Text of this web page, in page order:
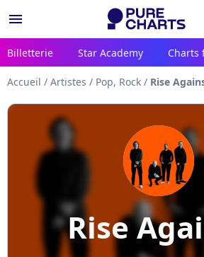
menu
Billetterie Star Academy Charts
Accueil / Artistes / Pop, Rock / Rise
Rise